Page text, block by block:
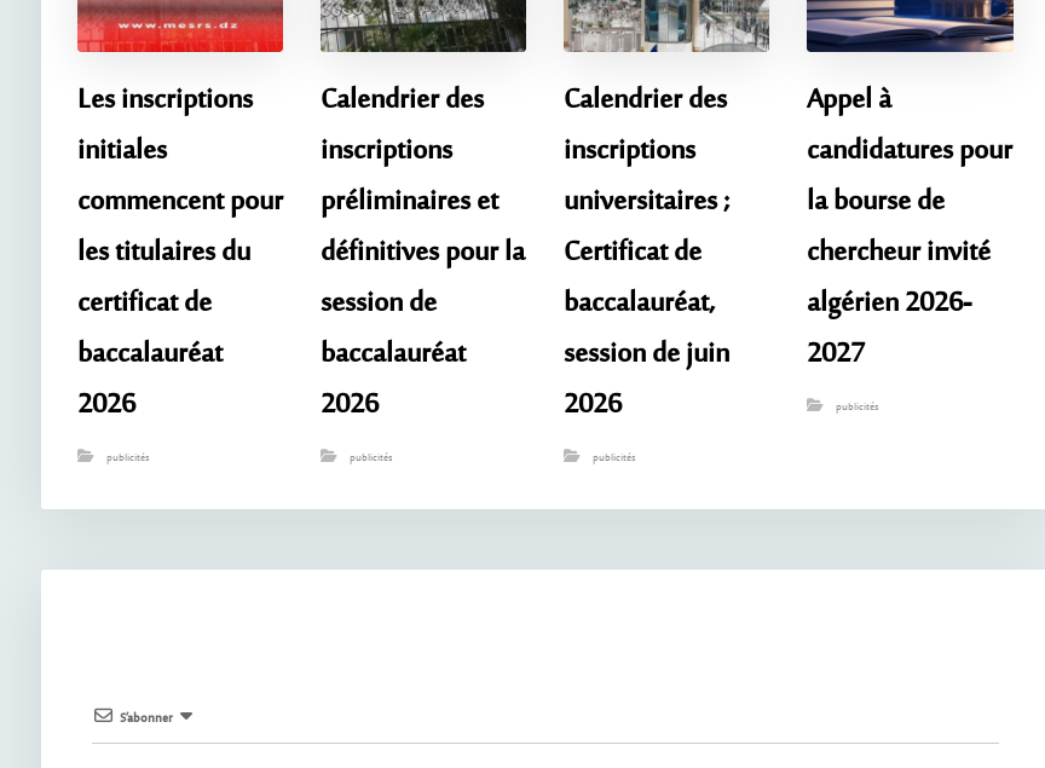
Les inscriptions
initiales
commencent pour
les titulaires du
certificat de
baccalauréat
2026
publicités
Calendrier des
inscriptions
préliminaires et
définitives pour la
session de
baccalauréat
2026
publicités
Calendrier des
inscriptions
universitaires ;
Certificat de
baccalauréat,
session de juin
2026
publicités
Appel à
candidatures pour
la bourse de
chercheur invité
algérien 2026-
2027
publicités
S’abonner